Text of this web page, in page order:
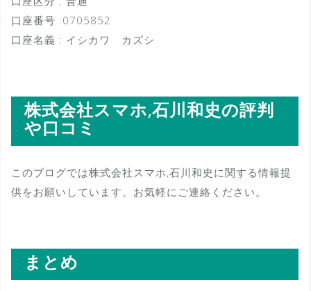
口座番号 :0705852
口座名義 : イシカワ カズシ
株式会社スマホ,石川和史の評判
や口コミ
このブログでは株式会社スマホ,石川和史に関する情報提
供をお願いしています。お気軽にご連絡ください。
まとめ